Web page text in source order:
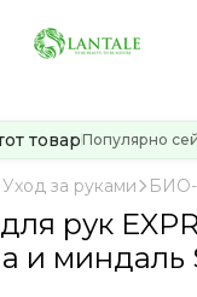
товарПопулярно
Уход за руками БИО-
рук
и миндаль